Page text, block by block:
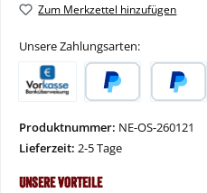
Zum Merkzettel hinzufügen
Unsere Zahlungsarten:
Produktnummer: NE-OS-260121
Lieferzeit: 2-5 Tage
Unsere Vorteile